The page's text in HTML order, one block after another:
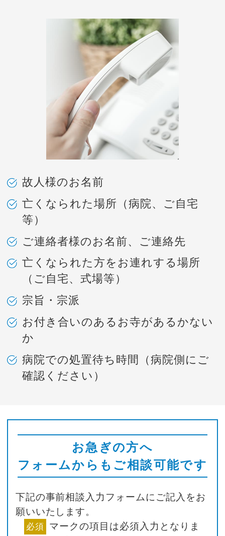
故人様のお名前
亡くなられた場所（病院、ご自宅
等）
ご連絡者様のお名前、ご連絡先
亡くなられた方をお連れする場所
（ご自宅、式場等）
宗旨・宗派
お付き合いのあるお寺があるかない
か
病院での処置待ち時間（病院側にご
確認ください）
お急ぎの方へ
フォームからもご相談可能です
下記の事前相談入力フォームにご記入をお
願いいたします。
必須 マークの項目は必須入力となりま